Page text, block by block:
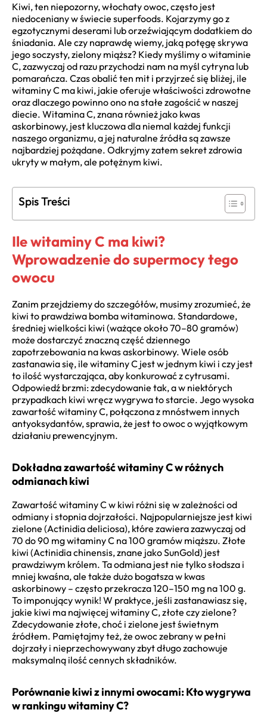
Kiwi, ten niepozorny, włochaty owoc, często jest
niedoceniany w świecie superfoods. Kojarzymy go z
egzotycznymi deserami lub orzeźwiającym dodatkiem do
śniadania. Ale czy naprawdę wiemy, jaką potęgę skrywa
jego soczysty, zielony miąższ? Kiedy myślimy o witaminie
C, zazwyczaj od razu przychodzi nam na myśl cytryna lub
pomarańcza. Czas obalić ten mit i przyjrzeć się bliżej, ile
witaminy C ma kiwi, jakie oferuje właściwości zdrowotne
oraz dlaczego powinno ono na stałe zagościć w naszej
diecie. Witamina C, znana również jako kwas
askorbinowy, jest kluczowa dla niemal każdej funkcji
naszego organizmu, a jej naturalne źródła są zawsze
najbardziej pożądane. Odkryjmy zatem sekret zdrowia
ukryty w małym, ale potężnym kiwi.
Spis Treści
Ile witaminy C ma kiwi?
Wprowadzenie do supermocy tego
owocu
Zanim przejdziemy do szczegółów, musimy zrozumieć, że
kiwi to prawdziwa bomba witaminowa. Standardowe,
średniej wielkości kiwi (ważące około 70–80 gramów)
może dostarczyć znaczną część dziennego
zapotrzebowania na kwas askorbinowy. Wiele osób
zastanawia się, ile witaminy C jest w jednym kiwi i czy jest
to ilość wystarczająca, aby konkurować z cytrusami.
Odpowiedź brzmi: zdecydowanie tak, a w niektórych
przypadkach kiwi wręcz wygrywa to starcie. Jego wysoka
zawartość witaminy C, połączona z mnóstwem innych
antyoksydantów, sprawia, że jest to owoc o wyjątkowym
działaniu prewencyjnym.
Dokładna zawartość witaminy C w różnych
odmianach kiwi
Zawartość witaminy C w kiwi różni się w zależności od
odmiany i stopnia dojrzałości. Najpopularniejsze jest kiwi
zielone (Actinidia deliciosa), które zawiera zazwyczaj od
70 do 90 mg witaminy C na 100 gramów miąższu. Złote
kiwi (Actinidia chinensis, znane jako SunGold) jest
prawdziwym królem. Ta odmiana jest nie tylko słodsza i
mniej kwaśna, ale także dużo bogatsza w kwas
askorbinowy – często przekracza 120–150 mg na 100 g.
To imponujący wynik! W praktyce, jeśli zastanawiasz się,
jakie kiwi ma najwięcej witaminy C, złote czy zielone?
Zdecydowanie złote, choć i zielone jest świetnym
źródłem. Pamiętajmy też, że owoc zebrany w pełni
dojrzały i nieprzechowywany zbyt długo zachowuje
maksymalną ilość cennych składników.
Porównanie kiwi z innymi owocami: Kto wygrywa
w rankingu witaminy C?